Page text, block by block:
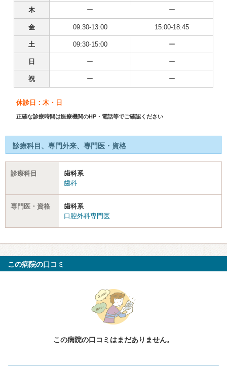
木 ー ー
金 09:30-13:00 15:00-18:45
土 09:30-15:00 ー
日 ー ー
祝 ー ー
休診日：木・日
正確な診療時間は医療機関のHP・電話等でご確認ください
診療科目、専門外来、専門医・資格
診療科目
歯科系
歯科
専門医・資格
歯科系
口腔外科専門医
この病院の口コミ
この病院の口コミはまだありません。